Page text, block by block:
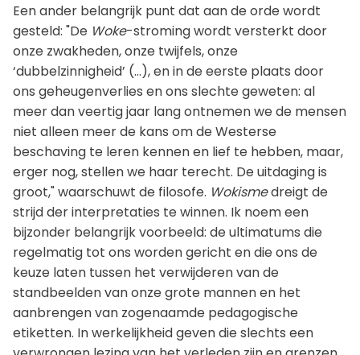
Een ander belangrijk punt dat aan de orde wordt
gesteld: "De Woke-stroming wordt versterkt door
onze zwakheden, onze twijfels, onze
‘dubbelzinnigheid’ (...), en in de eerste plaats door
ons geheugenverlies en ons slechte geweten: al
meer dan veertig jaar lang ontnemen we de mensen
niet alleen meer de kans om de Westerse
beschaving te leren kennen en lief te hebben, maar,
erger nog, stellen we haar terecht. De uitdaging is
groot," waarschuwt de filosofe. Wokismedreigt de
strijd der interpretaties te winnen. Ik noem een
bijzonder belangrijk voorbeeld: de ultimatums die
regelmatig tot ons worden gericht en die ons de
keuze laten tussen het verwijderen van de
standbeelden van onze grote mannen en het
aanbrengen van zogenaamde pedagogische
etiketten. In werkelijkheid geven die slechts een